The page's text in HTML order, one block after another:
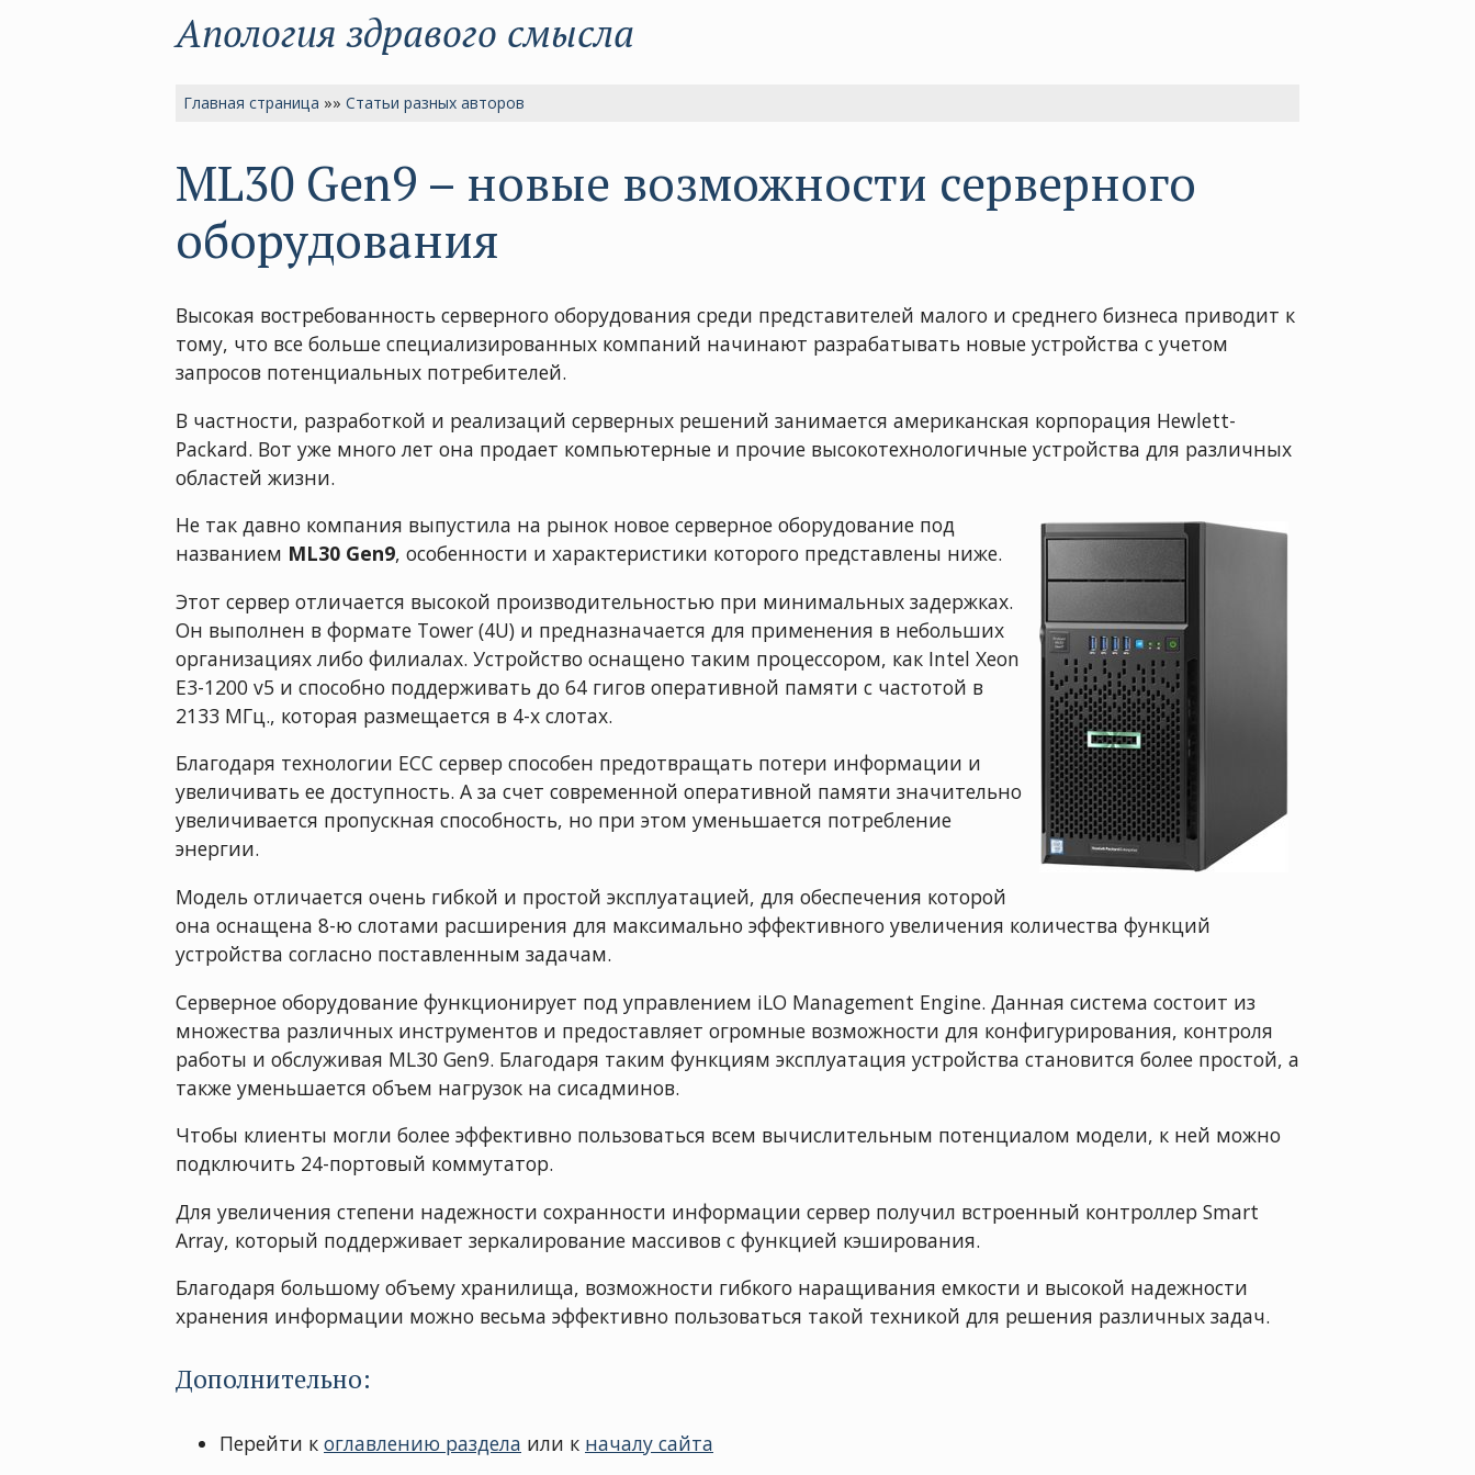
Апология здравого смысла
Главная страница »» Статьи разных авторов
ML30 Gen9 – новые возможности серверного
оборудования
Высокая востребованность серверного оборудования среди представителей малого и среднего бизнеса приводит к
тому, что все больше специализированных компаний начинают разрабатывать новые устройства с учетом
запросов потенциальных потребителей.
В частности, разработкой и реализаций серверных решений занимается американская корпорация Hewlett-
Packard. Вот уже много лет она продает компьютерные и прочие высокотехнологичные устройства для различных
областей жизни.
Не так давно компания выпустила на рынок новое серверное оборудование под
названием ML30 Gen9, особенности и характеристики которого представлены ниже.
Этот сервер отличается высокой производительностью при минимальных задержках.
Он выполнен в формате Tower (4U) и предназначается для применения в небольших
организациях либо филиалах. Устройство оснащено таким процессором, как Intel Xeon
E3-1200 v5 и способно поддерживать до 64 гигов оперативной памяти с частотой в
2133 МГц., которая размещается в 4-х слотах.
Благодаря технологии ECC сервер способен предотвращать потери информации и
увеличивать ее доступность. А за счет современной оперативной памяти значительно
увеличивается пропускная способность, но при этом уменьшается потребление
энергии.
Модель отличается очень гибкой и простой эксплуатацией, для обеспечения которой
она оснащена 8-ю слотами расширения для максимально эффективного увеличения количества функций
устройства согласно поставленным задачам.
Серверное оборудование функционирует под управлением iLO Management Engine. Данная система состоит из
множества различных инструментов и предоставляет огромные возможности для конфигурирования, контроля
работы и обслуживая ML30 Gen9. Благодаря таким функциям эксплуатация устройства становится более простой, а
также уменьшается объем нагрузок на сисадминов.
Чтобы клиенты могли более эффективно пользоваться всем вычислительным потенциалом модели, к ней можно
подключить 24-портовый коммутатор.
Для увеличения степени надежности сохранности информации сервер получил встроенный контроллер Smart
Array, который поддерживает зеркалирование массивов с функцией кэширования.
Благодаря большому объему хранилища, возможности гибкого наращивания емкости и высокой надежности
хранения информации можно весьма эффективно пользоваться такой техникой для решения различных задач.
Дополнительно:
Перейти к оглавлению раздела или к началу сайта